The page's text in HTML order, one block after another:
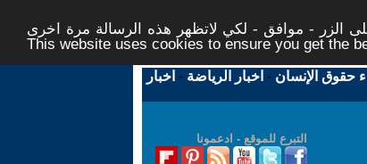
الزر - موافق - لكي لاتظهر هذه الرسالة مرة اخرى -
This website uses cookies to ensure you get the
حقوق الإنسان - اخبار الرياضة - اخبار
التبرع للموقع - ادعمونا